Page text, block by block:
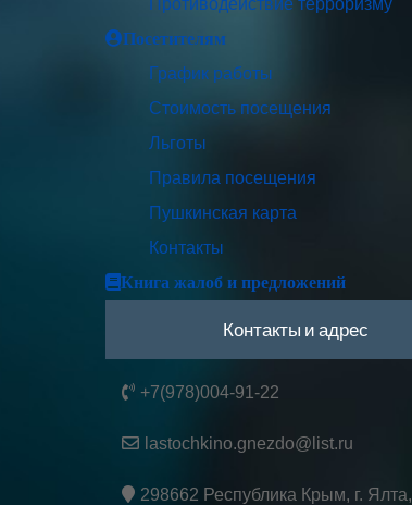
Противодействие терроризму
Посетителям
График работы
Стоимость посещения
Льготы
Правила посещения
Пушкинская карта
Контакты
Книга жалоб и предложений
Контакты и адрес
+7(978)004-91-22
lastochkino.gnezdo@list.ru
298662 Республика Крым, г. Ялта,